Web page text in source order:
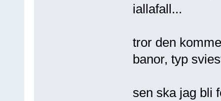
iallafall...
tror den
banor, typ
sen ska jag bli